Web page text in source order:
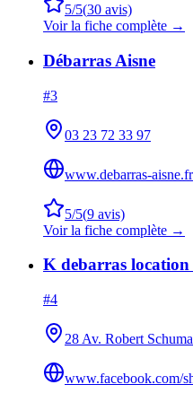
5/5(30 avis)
Voir la fiche complète →
Débarras Aisne
#3
03 23 72 33 97
www.debarras-aisne.fr
5/5(9 avis)
Voir la fiche complète →
K debarras location
#4
28 Av. Robert
www.facebook.com/